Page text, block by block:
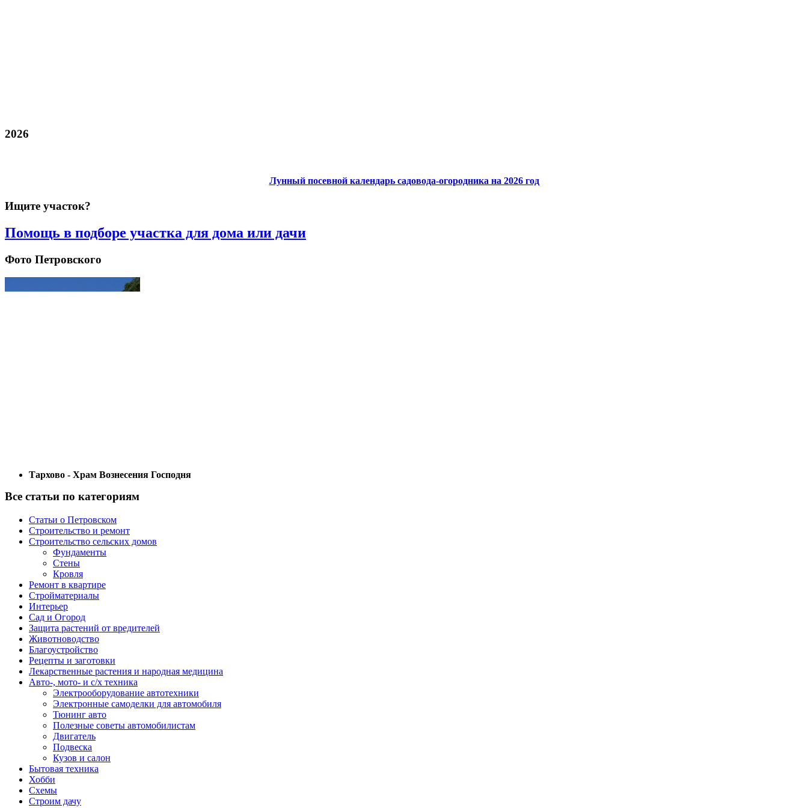
2026
Лунный посевной календарь садовода-огородника на 2026 год
Ищите участок?
Помощь в подборе участка для дома или дачи
Фото Петровского
Тархово - Храм Вознесения Господня
Все статьи по категориям
Статьи о Петровском
Строительство и ремонт
Строительство сельских домов
Фундаменты
Стены
Кровля
Ремонт в квартире
Стройматериалы
Интерьер
Сад и Огород
Защита растений от вредителей
Животноводство
Благоустройство
Рецепты и заготовки
Лекарственные растения и народная медицина
Авто-, мото- и с/х техника
Электрооборудование автотехники
Электронные самоделки для автомобиля
Тюнинг авто
Полезные советы автомобилистам
Двигатель
Подвеска
Кузов и салон
Бытовая техника
Хобби
Схемы
Строим дачу